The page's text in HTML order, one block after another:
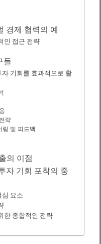
경제 협력의 예
인 접근 전략
들
기회를 효과적으로 활
략
링 및 피드백
의 이점
자 기회 포착의 중
심 요소
한 종합적인 전략